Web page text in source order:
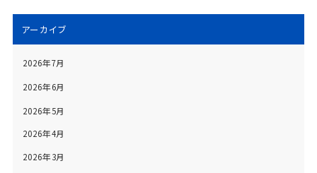
アーカイブ
2026年7月
2026年6月
2026年5月
2026年4月
2026年3月